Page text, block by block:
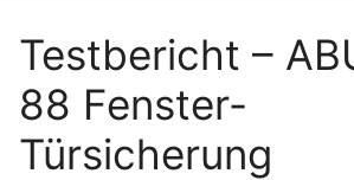
Testbericht –
88 Fenster-
Türsicherung